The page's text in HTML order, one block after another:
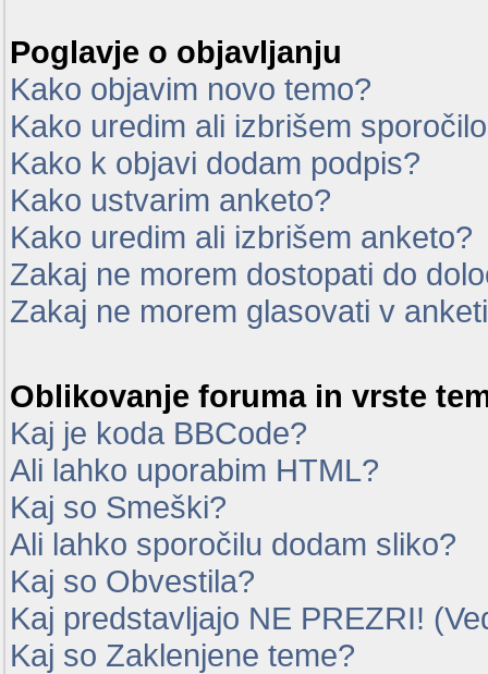
Poglavje o objavljanju
Kako objavim novo temo?
Kako uredim ali izbrišem
Kako k objavi dodam podpis?
Kako ustvarim anketo?
Kako uredim ali izbrišem anketo?
Zakaj ne morem dostopati do
Zakaj ne morem glasovati v
Oblikovanje foruma in vrste
Kaj je koda BBCode?
Ali lahko uporabim HTML?
Kaj so Smeški?
Ali lahko sporočilu dodam sliko?
Kaj so Obvestila?
Kaj predstavljajo NE PREZRI!
Kaj so Zaklenjene teme?